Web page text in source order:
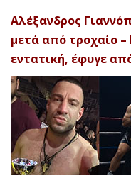
Αλέξανδρος
μετά από τροχαίο
εντατική, έφυγε